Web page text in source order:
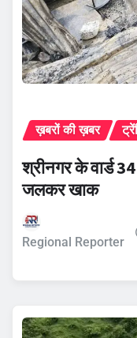
ख़बरों की ख़बर
श्रीनगर के वार्ड
जलकर खाक
Regional Reporter